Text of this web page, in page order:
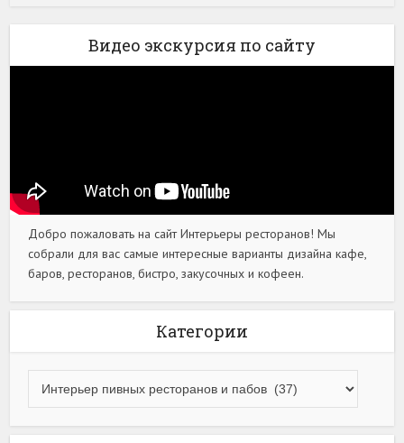
Видео экскурсия по сайту
Добро пожаловать на сайт Интерьеры ресторанов! Мы
собрали для вас самые интересные варианты дизайна кафе,
баров, ресторанов, бистро, закусочных и кофеен.
Категории